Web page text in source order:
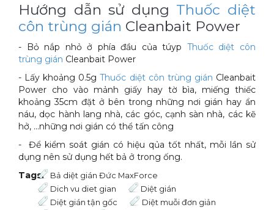
Hướng dẫn sử dụng Thuốc diệt
côn trùng gián Cleanbait Power
- Bỏ nắp nhỏ ở phía đầu của túyp Thuốc diệt côn
trùng gián Cleanbait Power
- Lấy khoảng 0.5gThuốc diệt côn trùng gián Cleanbait
Power cho vào mảnh giấy hay tờ bìa, miếng thiếc
khoảng 35cm đặt ở bên trong những nơi gián hay ẩn
náu, dọc hành lang nhà, các góc, cạnh sàn nhà, các kẽ
hở, ...những nơi gián có thể tấn công
- Để kiểm soát gián có hiệu qủa tốt nhất, mỗi lần sử
dụng nên sử dụng hết bả ở trong ống.
Tags: Bả diệt gián Đức MaxForce
Dich vu diet gian
Diệt gián
Diệt gián tận gốc
Diệt muỗi đơn giản